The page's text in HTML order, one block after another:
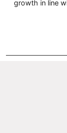
growth in line